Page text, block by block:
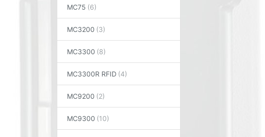
MC75
MC3200
MC3300
MC3300R RFID
MC9200
MC9300